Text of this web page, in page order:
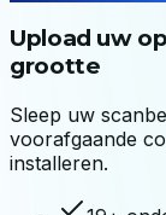
Upload uw
grootte
Sleep uw
voorafgaande
installeren.